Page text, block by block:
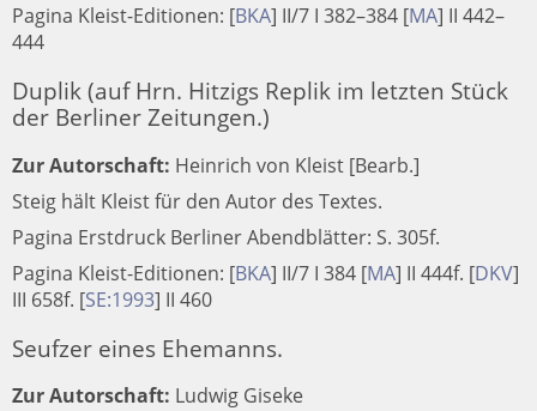
Pagina Kleist-Editionen: [BKA] II/7 I 382–384 [MA] II 442–
444
Duplik (auf Hrn. Hitzigs Replik im letzten Stück
der Berliner Zeitungen.)
Zur Autorschaft: Heinrich von Kleist [Bearb.]
Steig hält Kleist für den Autor des Textes.
Pagina Erstdruck Berliner Abendblätter: S. 305f.
Pagina Kleist-Editionen: [BKA] II/7 I 384 [MA] II 444f. [DKV]
III 658f. [SE:1993] II 460
Seufzer eines Ehemanns.
Zur Autorschaft: Ludwig Giseke